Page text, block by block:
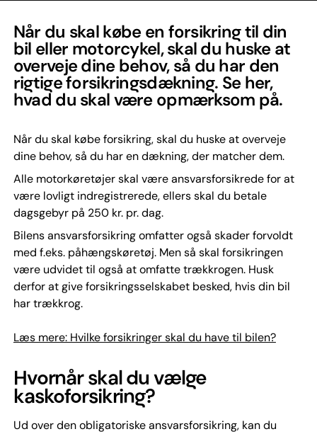
Når du skal købe en forsikring til din
bil eller motorcykel, skal du huske at
overveje dine behov, så du har den
rigtige forsikringsdækning. Se her,
hvad du skal være opmærksom på.
Når du skal købe forsikring, skal du huske at overveje
dine behov, så du har en dækning, der matcher dem.
Alle motorkøretøjer skal være ansvarsforsikrede for at
være lovligt indregistrerede, ellers skal du betale
dagsgebyr på 250 kr. pr. dag.
Bilens ansvarsforsikring omfatter også skader forvoldt
med f.eks. påhængskøretøj. Men så skal forsikringen
være udvidet til også at omfatte trækkrogen. Husk
derfor at give forsikringsselskabet besked, hvis din bil
har trækkrog.
Læs mere: Hvilke forsikringer skal du have til bilen?
Hvornår skal du vælge
kaskoforsikring?
Ud over den obligatoriske ansvarsforsikring, kan du